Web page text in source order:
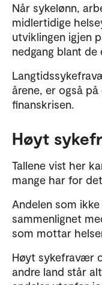
Når sykelønn,
midlertidige
utviklingen igjen
nedgang blant de
årene, er også
finanskrisen.
Høyt
Tallene vist her
mange har for
Andelen som
sammenlignet
som mottar
Høyt sykefravær
andre land står